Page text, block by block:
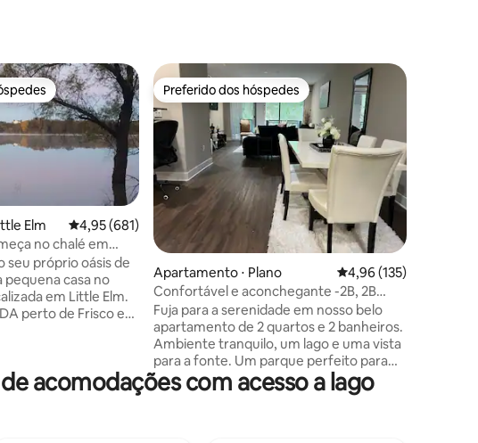
240 avaliações
dos hóspedes
Elm 4,95 de uma avaliação média de 5, 681 avaliações
4,95 (681)
no chalé em
seu próprio oásis de
casa no
em Little Elm.
perto de Frisco e
um livro; faça
Preferido dos hóspedes
Preferido dos hóspedes
Apartamento ⋅ Plano 4,96 de uma avaliação
4,96 (135)
Confortável e aconchegante -2B, 2B
Apartamento @ Legacy Plano.
Fuja para a serenidade em nosso belo
apartamento de 2 quartos e 2 banheiros.
Ambiente tranquilo, um lago e uma vista
para a fonte. Um parque perfeito para
uma caminhada relaxante/relaxamento
sentado ou tirar fotos.
acomodações com acesso a lago